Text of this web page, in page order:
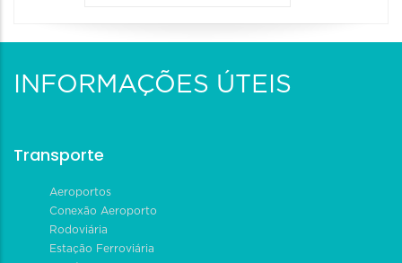
INFORMAÇÕES ÚTEIS
Transporte
Aeroportos
Conexão Aeroporto
Rodoviária
Estação Ferroviária